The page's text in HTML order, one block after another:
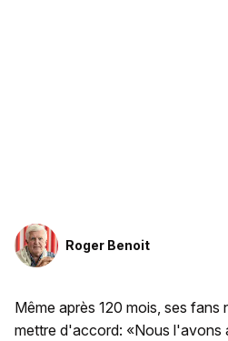
Roger Benoit
Même après 120 mois, ses fans
mettre d'accord: «Nous l'avons